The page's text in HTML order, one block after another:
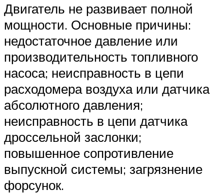
Двигатель не развивает полной
мощности. Основные причины:
недостаточное давление или
производительность топливного
насоса; неисправность в цепи
расходомера воздуха или датчика
абсолютного давления;
неисправность в цепи датчика
дроссельной заслонки;
повышенное сопротивление
выпускной системы; загрязнение
форсунок.